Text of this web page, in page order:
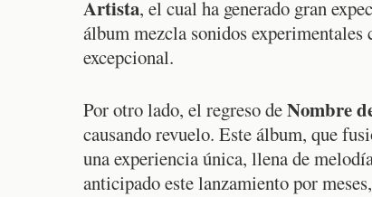
Artista, el cual ha generado gran
álbum mezcla sonidos
excepcional.
Por otro lado, el regreso deNombre
causando revuelo. Este álbum, que
una experiencia única, llena de
anticipado este lanzamiento por